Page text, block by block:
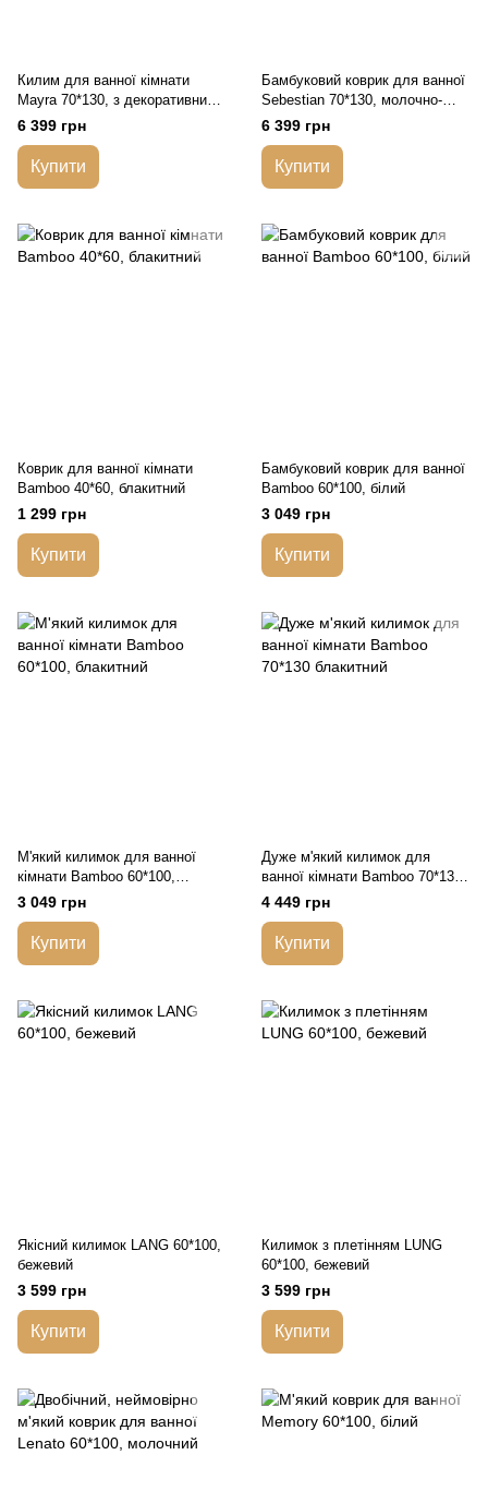
Килим для ванної кімнати
Mayra 70*130, з декоративним
кантом, рожевий
6 399 грн
Купити
Бамбуковий коврик для ванної
Sebestian 70*130, молочно-
рожевий
6 399 грн
Купити
Коврик для ванної кімнати
Bamboo 40*60, блакитний
1 299 грн
Купити
Бамбуковий коврик для ванної
Bamboo 60*100, білий
3 049 грн
Купити
М'який килимок для ванної
кімнати Bamboo 60*100,
блакитний
3 049 грн
Купити
Дуже м'який килимок для
ванної кімнати Bamboo 70*130
блакитний
4 449 грн
Купити
Якісний килимок LANG 60*100,
бежевий
3 599 грн
Купити
Килимок з плетінням LUNG
60*100, бежевий
3 599 грн
Купити